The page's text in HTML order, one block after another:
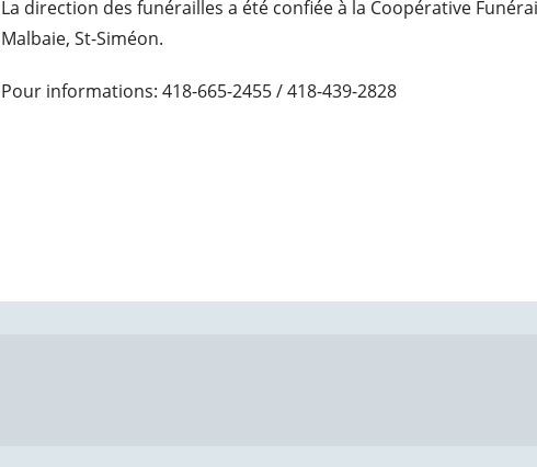
La direction des funérailles a été confiée à la Coopérative
Malbaie, St-Siméon.
Pour informations: 418-665-2455 / 418-439-2828